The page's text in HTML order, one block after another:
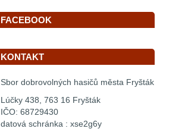
FACEBOOK
KONTAKT
Sbor dobrovolných hasičů města Fryšták
Lúčky 438, 763 16 Fryšták
IČO: 68729430
datová schránka : xse2g6y